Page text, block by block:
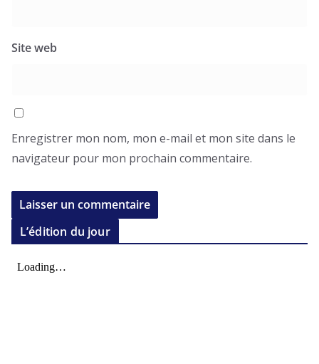
Site web
Enregistrer mon nom, mon e-mail et mon site dans le
navigateur pour mon prochain commentaire.
L’édition du jour